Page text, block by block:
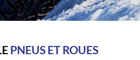
PNEUS ET ROUES